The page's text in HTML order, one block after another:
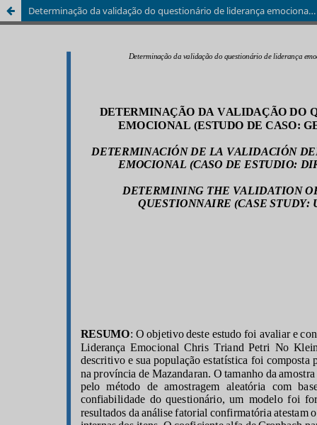
Determinação da validação do questionário de liderança emocional (estudo de caso: gestores universitários)